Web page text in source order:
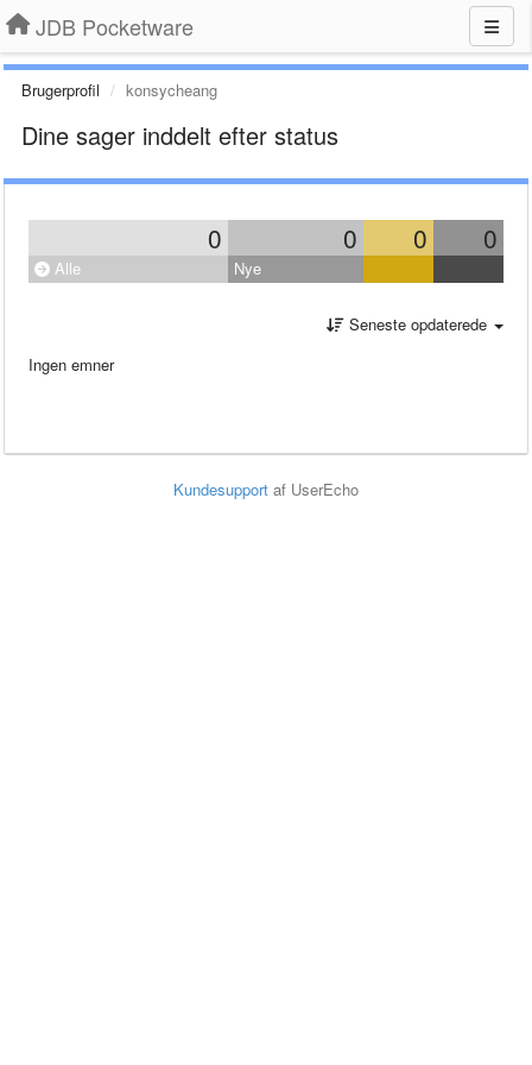
JDB Pocketware
Brugerprofil konsycheang
Dine sager inddelt efter status
0 0 0 0
Alle Nye
Seneste opdaterede
Ingen emner
Kundesupport af UserEcho